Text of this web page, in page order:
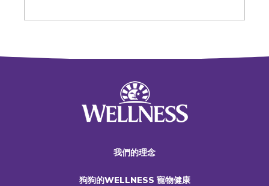
我們的理念
狗狗的WELLNESS 寵物健康